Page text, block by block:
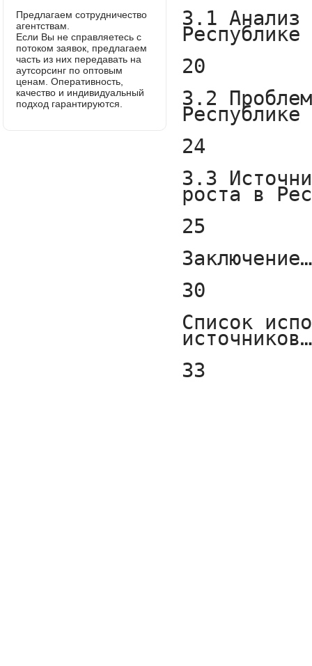
Предлагаем сотрудничество
агентствам.
Если Вы не справляетесь с
потоком заявок, предлагаем
часть из них передавать на
аутсорсинг по оптовым
ценам. Оперативность,
качество и индивидуальный
подход гарантируются.